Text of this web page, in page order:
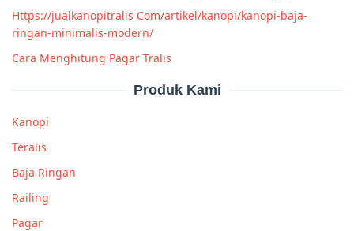
Https://jualkanopitralis Com/artikel/kanopi/kanopi-baja-
ringan-minimalis-modern/
Cara Menghitung Pagar Tralis
Produk Kami
Kanopi
Teralis
Baja Ringan
Railing
Pagar